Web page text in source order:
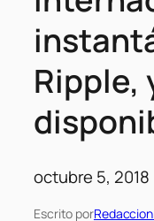
Ripple,
octubre 5, 2018
Escrito por